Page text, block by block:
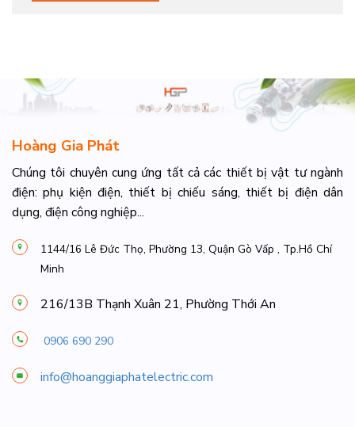
Hoàng Gia Phát
Chúng tôi chuyên cung ứng tất cả các thiết bị vật tư ngành
điện: phụ kiện điện, thiết bị chiếu sáng, thiết bị điện dân
dụng, điện công nghiệp...
1144/16 Lê Đức Thọ, Phường 13, Quận Gò Vấp , Tp.Hồ Chí
Minh
216/13B Thạnh Xuân 21, Phường Thới An
0906 690 290
info@hoanggiaphatelectric.com